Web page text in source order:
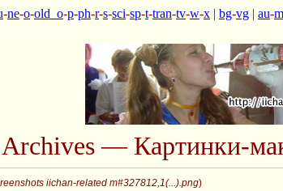
-ne-o-old_o-p-ph-r-s-sci-sp-t-tran-tv-w-x | bg-vg | au-
— Картинки-
iichan-related m#327812,1(...).png)